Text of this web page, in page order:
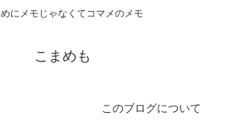
にメモじゃなくてコマメのメモ
こまめも
このブログについて